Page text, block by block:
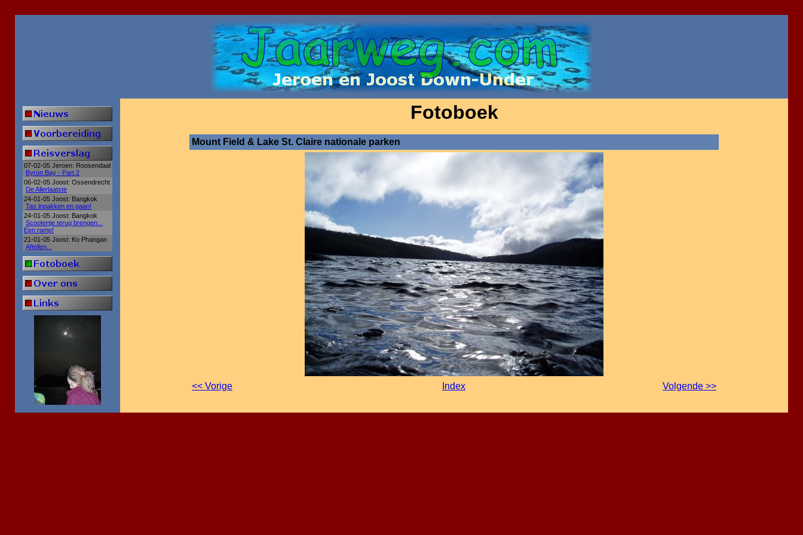
07-02-05 Jeroen: Roosendaal
Byron Bay - Part 2
06-02-05 Joost: Ossendrecht
De Allerlaatste
24-01-05 Joost: Bangkok
Tas inpakken en gaan!
24-01-05 Joost: Bangkok
Scootertje terug brengen...
Een ramp!
21-01-05 Joost: Ko Phangan
Aftellen...
Fotoboek
Mount Field & Lake St. Claire nationale parken
<< Vorige Index Volgende >>